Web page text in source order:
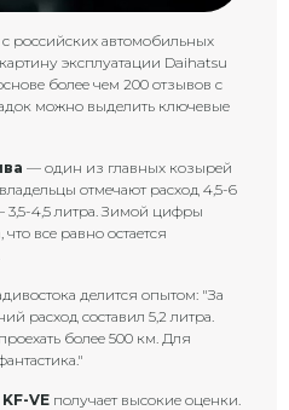
российских автомобильных
эксплуатации Daihatsu
более чем 200 отзывов с
можно выделить ключевые
— один из главных козырей
отмечают расход 4,5-6
3,5-4,5 литра. Зимой цифры
все равно остается
делится опытом: "За
расход составил 5,2 литра.
более 500 км. Для
VE получает высокие оценки.